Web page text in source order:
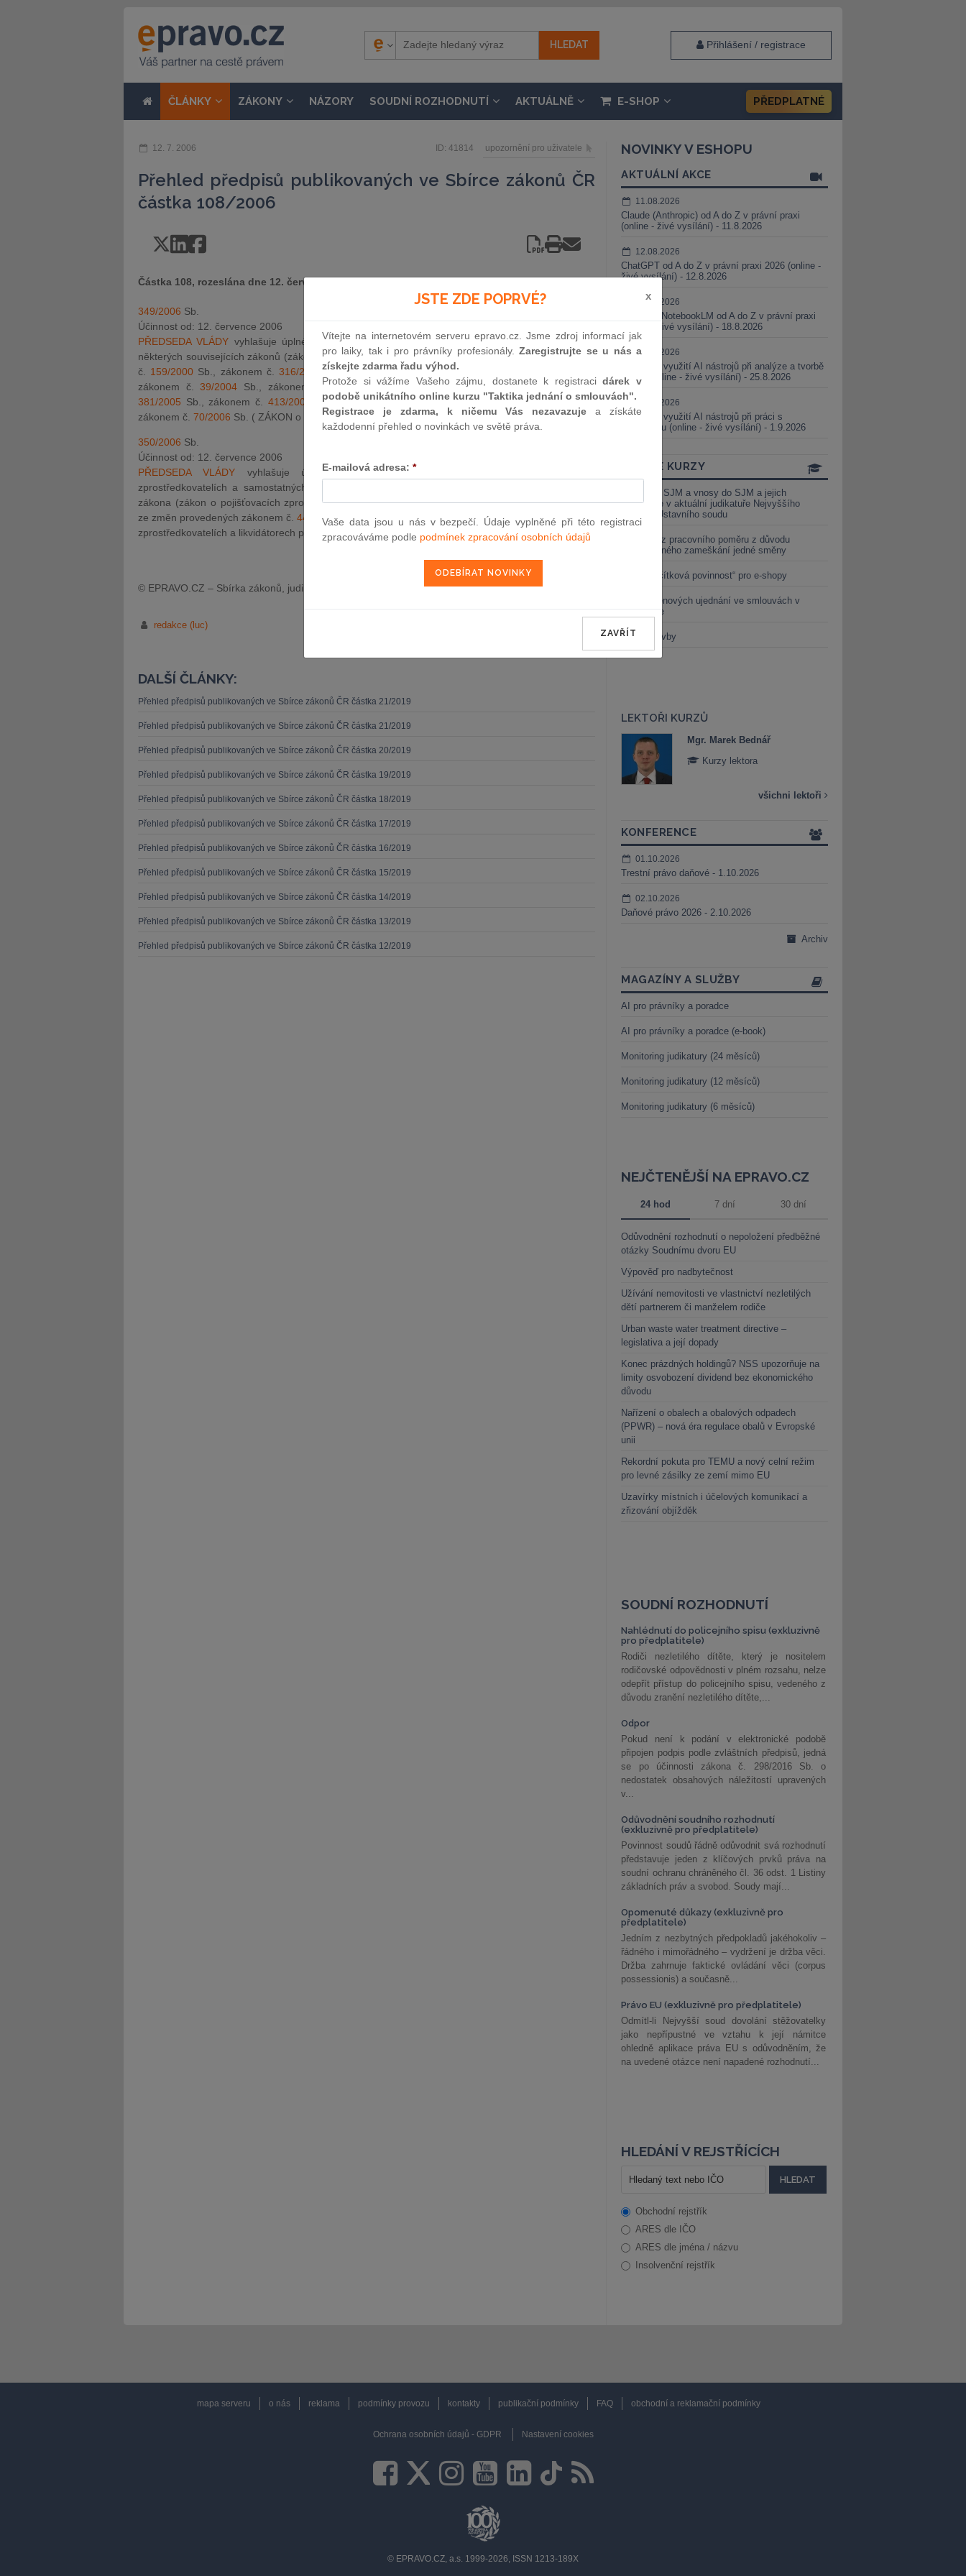
Přihlášení / registrace
ČLÁNKY ZÁKONY NÁZORY SOUDNÍ ROZHODNUTÍ AKTUÁLNĚ E-SHOP PŘEDPLATNÉ
12. 7. 2006 ID: 41814 upozornění pro uživatele
Přehled předpisů publikovaných ve Sbírce zákonů ČR
částka 108/2006
Částka 108, rozeslána dne 12. července 2006
349/2006 Sb.
Účinnost od: 12. července 2006
PŘEDSEDA VLÁDY vyhlašuje úplné znění zákona č.363/1999Sb., o pojišťovnictví a o změně
některých souvisejících zákonů (zákon o pojišťovnictví), jak vyplývá ze změn provedených zákonem
č. 159/2000 Sb., zákonem č. 316/2001Sb., zákonem č.12/2002Sb., zákonem č.
zákonem č.39/2004 Sb., zákonem č.257/2004 Sb., zákonem č.377/2005Sb., zákonem č.
381/2005 Sb., zákonem č. 413/2005 Sb., zákonem č.444/2005Sb., zákonem č.57/2006Sb. a
zákonem č. 70/2006 Sb. ( ZÁKON o pojišťovnictví )
350/2006 Sb.
Účinnost od: 12. července 2006
PŘEDSEDA VLÁDY vyhlašuje úplné znění zákona č.
zprostředkovatelích a samostatných likvidátorech pojistných událostí a o změně živnostenského
zákona (zákon o pojišťovacích zprostředkovatelích a likvidátorech pojistných událostí), jak vyplývá
ze změn provedených zákonem č.444/2005 Sb. a zákonem č. 57/2006
Sb. ( ZÁKON o pojišťovacích
zprostředkovatelích a likvidátorech pojistných událostí )
© EPRAVO.CZ – Sbírka zákonů, judikatura, právo | www.epravo.cz
redakce (luc)
DALŠÍ ČLÁNKY:
Přehled předpisů publikovaných ve Sbírce zákonů ČR částka 21/2019
Přehled předpisů publikovaných ve Sbírce zákonů ČR částka 21/2019
Přehled předpisů publikovaných ve Sbírce zákonů ČR částka 20/2019
Přehled předpisů publikovaných ve Sbírce zákonů ČR částka 19/2019
Přehled předpisů publikovaných ve Sbírce zákonů ČR částka 18/2019
Přehled předpisů publikovaných ve Sbírce zákonů ČR částka 17/2019
Přehled předpisů publikovaných ve Sbírce zákonů ČR částka 16/2019
Přehled předpisů publikovaných ve Sbírce zákonů ČR částka 15/2019
Přehled předpisů publikovaných ve Sbírce zákonů ČR částka 14/2019
Přehled předpisů publikovaných ve Sbírce zákonů ČR částka 13/2019
Přehled předpisů publikovaných ve Sbírce zákonů ČR částka 12/2019
NOVINKY V ESHOPU
AKTUÁLNÍ AKCE
11.08.2026
Claude (Anthropic) od A do Z v právní praxi
(online - živé vysílání) - 11.8.2026
12.08.2026
ChatGPT od A do Z v právní praxi 2026 (online -
živé vysílání) - 12.8.2026
18.08.2026
Gemini a NotebookLM od A do Z v právní praxi
(online - živé vysílání) - 18.8.2026
25.08.2026
Praktické využití AI nástrojů při analýze a tvorbě
smluv (online - živé vysílání) - 25.8.2026
01.09.2026
Praktické využití AI nástrojů při práci s
judikaturou (online - živé vysílání) - 1.9.2026
ONLINE KURZY
Vnosy ze SJM a vnosy do SJM a jejich
valorizace v aktuální judikatuře Nejvyššího
soudu a Ústavního soudu
Výpověď z pracovního poměru z důvodu
neomluveného zameškání jedné směny
Nová „tlačítková povinnost“ pro e-shopy
Změna cenových ujednání ve smlouvách v
energetice
Černé stavby
LEKTOŘI KURZŮ
Mgr. Marek Bednář
Kurzy lektora
všichni lektoři
KONFERENCE
01.10.2026
Trestní právo daňové - 1.10.2026
02.10.2026
Daňové právo 2026 - 2.10.2026
Archiv
MAGAZÍNY A SLUŽBY
AI pro právníky a poradce
AI pro právníky a poradce (e-book)
Monitoring judikatury (24 měsíců)
Monitoring judikatury (12 měsíců)
Monitoring judikatury (6 měsíců)
NEJČTENĚJŠÍ NA EPRAVO.CZ
24 hod 7 dní 30 dní
Odůvodnění rozhodnutí o nepoložení předběžné
otázky Soudnímu dvoru EU
Výpověď pro nadbytečnost
Užívání nemovitosti ve vlastnictví nezletilých
dětí partnerem či manželem rodiče
Urban waste water treatment directive –
legislativa a její dopady
Konec prázdných holdingů? NSS upozorňuje na
limity osvobození dividend bez ekonomického
důvodu
Nařízení o obalech a obalových odpadech
(PPWR) – nová éra regulace obalů v Evropské
unii
Rekordní pokuta pro TEMU a nový celní režim
pro levné zásilky ze zemí mimo EU
Uzavírky místních i účelových komunikací a
zřizování objížděk
SOUDNÍ ROZHODNUTÍ
Nahlédnutí do policejního spisu (exkluzivně
pro předplatitele)
Rodiči nezletilého dítěte, který je nositelem
rodičovské odpovědnosti v plném rozsahu, nelze
odepřít přístup do policejního spisu, vedeného z
důvodu zranění nezletilého dítěte,...
Odpor
Pokud není k podání v elektronické podobě
připojen podpis podle zvláštních předpisů, jedná
se po účinnosti zákona č. 298/2016 Sb. o
nedostatek obsahových náležitostí upravených
v...
Odůvodnění soudního rozhodnutí
(exkluzivně pro předplatitele)
Povinnost soudů řádně odůvodnit svá rozhodnutí
představuje jeden z klíčových prvků práva na
soudní ochranu chráněného čl. 36 odst. 1 Listiny
základních práv a svobod. Soudy mají...
Opomenuté důkazy (exkluzivně pro
předplatitele)
Jedním z nezbytných předpokladů jakéhokoliv –
řádného i mimořádného – vydržení je držba věci.
Držba zahrnuje faktické ovládání věci (corpus
possessionis) a současně...
Právo EU (exkluzivně pro předplatitele)
Odmítl-li Nejvyšší soud dovolání stěžovatelky
jako nepřípustné ve vztahu k její námitce
ohledně aplikace práva EU s odůvodněním, že
na uvedené otázce není napadené rozhodnutí...
HLEDÁNÍ V REJSTŘÍCÍCH
Obchodní rejstřík
ARES dle IČO
ARES dle jména / názvu
Insolvenční rejstřík
mapa serveru o nás reklama podmínky provozu kontakty publikační podmínky FAQ obchodní a reklamační podmínky
Ochrana osobních údajů - GDPR Nastavení cookies
© EPRAVO.CZ, a.s. 1999-2026, ISSN 1213-189X
JSTE ZDE POPRVÉ? x
Vítejte na internetovém serveru epravo.cz. Jsme zdroj informací jak
pro laiky, tak i pro právníky profesionály.Zaregistrujte se u nás a
získejte zdarma řadu výhod.
Protože si vážíme Vašeho zájmu, dostanete k registracidárek v
podobě unikátního online kurzu "Taktika jednání o smlouvách".
Registrace je zdarma, k ničemu Vás nezavazuje a získáte
každodenní přehled o novinkách ve světě práva.
E-mailová adresa: *
Vaše data jsou u nás v bezpečí. Údaje vyplněné při této registraci
zpracováváme podle podmínek zpracování osobních údajů
ZAVŘÍT